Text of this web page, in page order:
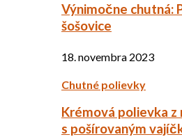
Výnimočne chutná:
šošovice
18. novembra 2023
Chutné polievky
Krémová polievka
s pošírovaným